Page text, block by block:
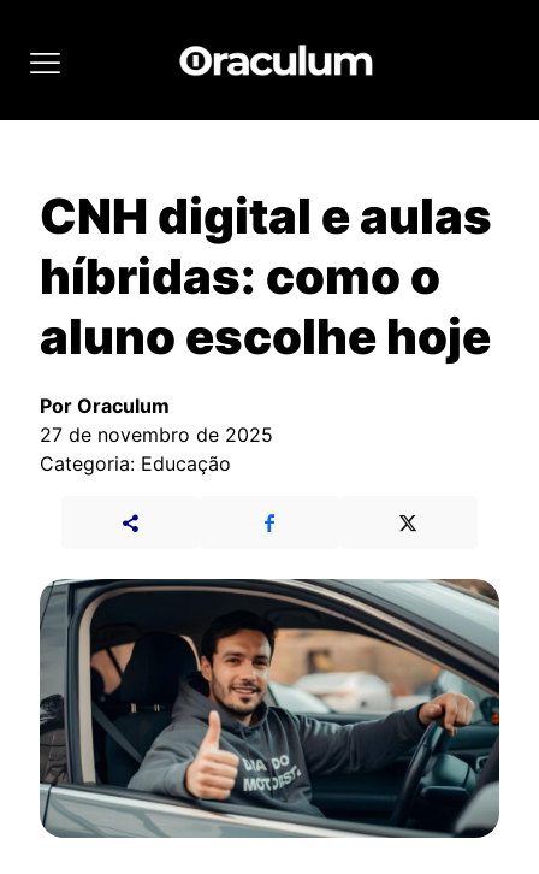
CNH digital e aulas
híbridas: como o
aluno escolhe hoje
Por Oraculum
27 de novembro de 2025
Categoria: Educação